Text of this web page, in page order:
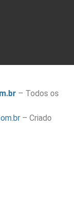
– Todos os
– Criado